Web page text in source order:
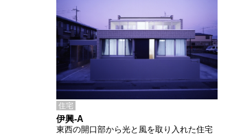
住宅
伊興-A
東西の開口部から光と風を取り入れた住宅